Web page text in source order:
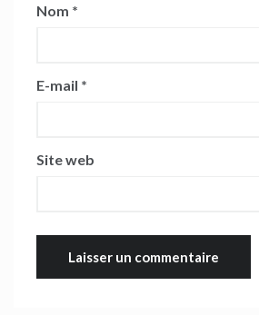
Nom *
E-mail *
Site web